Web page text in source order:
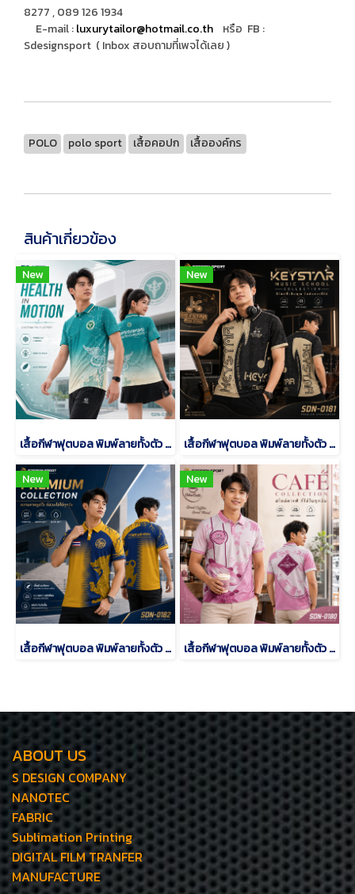
8277 , 089 126 1934
E-mail :luxurytailor@hotmail.co.th หรือ FB :
Sdesignsport ( Inbox สอบถามที่เพจได้เลย )
POLO polo sport เสื้อคอปก เสื้อองค์กร
สินค้าเกี่ยวข้อง
New
เสื้อกีฬาฟุตบอล พิมพ์ลายทั้งตัว เนื้อผ้า "นาโนเทค" SDN-0179
New
เสื้อกีฬาฟุตบอล พิมพ์ลายทั้งตัว เนื้อผ้า "นาโนเทค" SDN-0181
New
เสื้อกีฬาฟุตบอล พิมพ์ลายทั้งตัว เนื้อผ้า "นาโนเทค" SDN-0182
New
เสื้อกีฬาฟุตบอล พิมพ์ลายทั้งตัว เนื้อผ้า "นาโนเทค" SDN-0180
ABOUT US
S DESIGN COMPANY
NANOTEC
FABRIC
Sublimation Printing
DIGITAL FILM TRANFER
MANUFACTURE